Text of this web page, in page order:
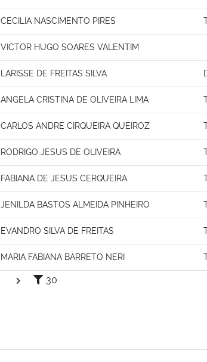
CECILIA NASCIMENTO PIRES
VICTOR HUGO SOARES VALENTIM
LARISSE DE FREITAS SILVA
ANGELA CRISTINA DE OLIVEIRA LIMA
CARLOS ANDRE CIRQUEIRA QUEIROZ
RODRIGO JESUS DE OLIVEIRA
FABIANA DE JESUS CERQUEIRA
JENILDA BASTOS ALMEIDA PINHEIRO
EVANDRO SILVA DE FREITAS
MARIA FABIANA BARRETO NERI
30